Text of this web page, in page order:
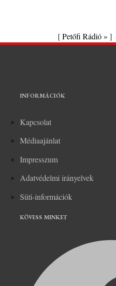
[Petőfi Rádió » ]
INFORMÁCIÓK
Kapcsolat
Médiaajánlat
Impresszum
Adatvédelmi irányelvek
Süti-információk
KÖVESS MINKET